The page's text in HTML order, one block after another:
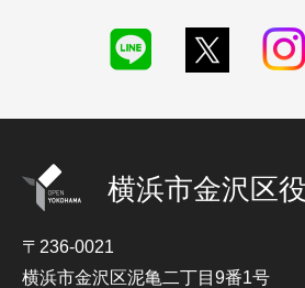
横浜市金沢区
〒236-0021
横浜市金沢区泥亀二丁目9番1号